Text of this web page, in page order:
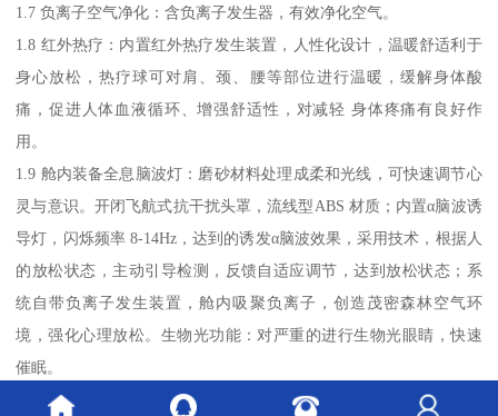
1.7 负离子空气净化：含负离子发生器，有效净化空气。
1.8 红外热疗：内置红外热疗发生装置，人性化设计，温暖舒适利于
身心放松，热疗球可对肩、颈、腰等部位进行温暖，缓解身体酸
痛，促进人体血液循环、增强舒适性，对减轻 身体疼痛有良好作
用。
1.9 舱内装备全息脑波灯：磨砂材料处理成柔和光线，可快速调节心
灵与意识。开闭飞航式抗干扰头罩，流线型ABS 材质；内置α脑波诱
导灯，闪烁频率 8-14Hz，达到的诱发α脑波效果，采用技术，根据人
的放松状态，主动引导检测，反馈自适应调节，达到放松状态；系
统自带负离子发生装置，舱内吸聚负离子，创造茂密森林空气环
境，强化心理放松。生物光功能：对严重的进行生物光眼睛，快速
催眠。
2. 内置白色可0-90 度开闭飞航式抗干扰头罩：流线型ABS 材质；内